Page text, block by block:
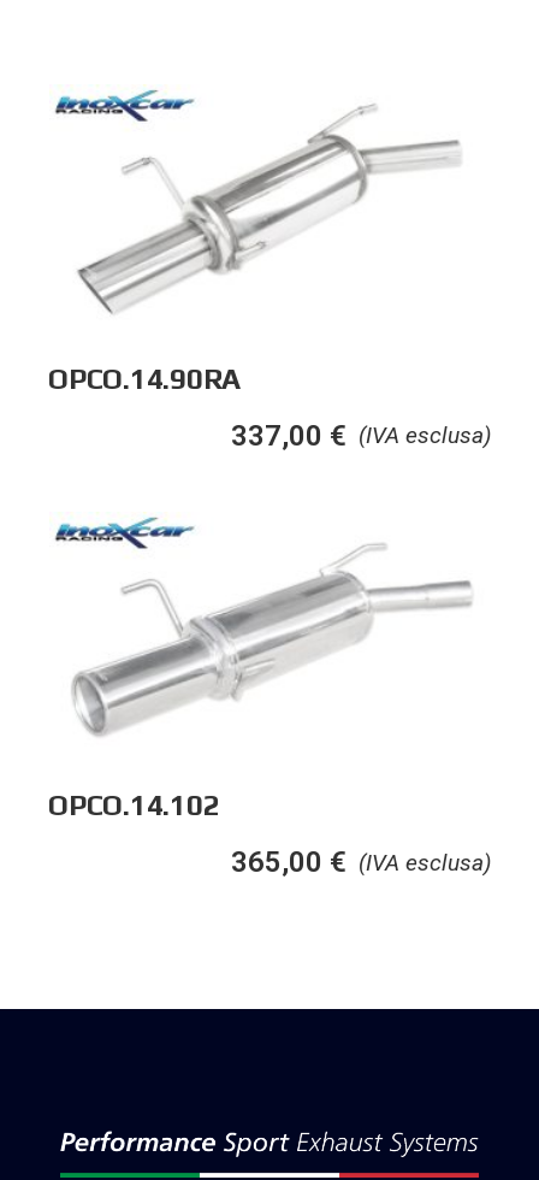
OPCO.14.90RA
(IVA esclusa)
337,00 €
OPCO.14.102
(IVA esclusa)
365,00 €